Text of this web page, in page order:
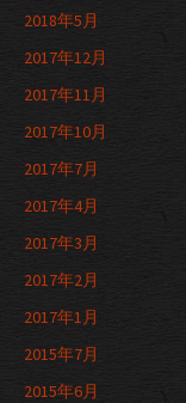
2018年5月
2017年12月
2017年11月
2017年10月
2017年7月
2017年4月
2017年3月
2017年2月
2017年1月
2015年7月
2015年6月